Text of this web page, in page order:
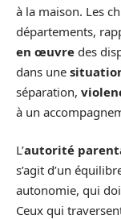
à la maison. Les
départements,
en œuvre des
dans une
séparation,
à un
L’autorité
s’agit d’un
autonomie, qui
Ceux qui